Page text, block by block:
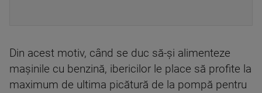
Din acest motiv, când se duc să-și alimenteze
mașinile cu benzină, ibericilor le place să profite la
maximum de ultima picătură de la pompă pentru